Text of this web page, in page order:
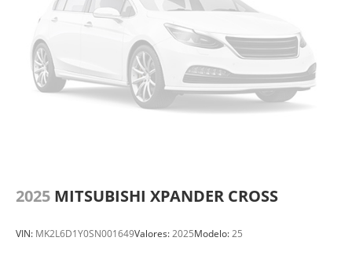
2025 MITSUBISHI XPANDER CROSS
VIN: MK2L6D1Y0SN001649Valores:2025Modelo:25